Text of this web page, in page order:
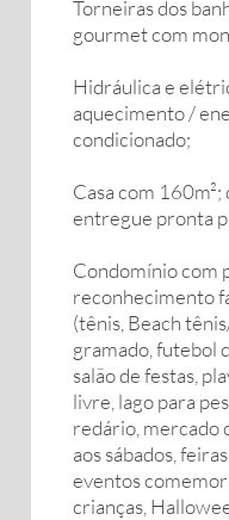
Torneiras dos
gourmet com
Hidráulica e
aquecimento /
condicionado;
Casa com
entregue pronta
Condomínio com
reconhecimento
(tênis, Beach
gramado, futebol
salão de festas,
livre, lago para
redário, mercado
aos sábados,
eventos
crianças,